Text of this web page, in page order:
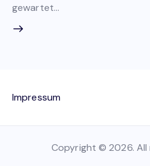
gewartet…
Impressum
Copyright © 2026. All